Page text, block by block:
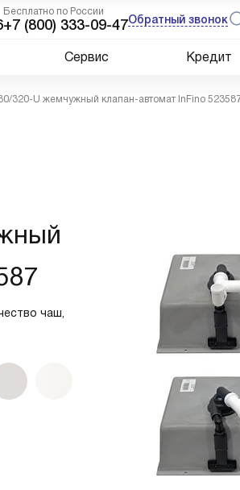
Бесплатно по России
+7 (800) 333-09-47Обратный звонок
Сервис Кредит
320-U жемчужный клапан-автомат InFino
чаш,